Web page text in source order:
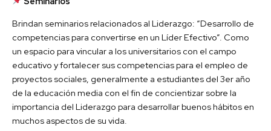
Brindan seminarios relacionados al Liderazgo: “Desarrollo de
competencias para convertirse en un Líder Efectivo”. Como
un espacio para vincular a los universitarios con el campo
educativo y fortalecer sus competencias para el empleo de
proyectos sociales, generalmente a estudiantes del 3er año
de la educación media con el fin de concientizar sobre la
importancia del Liderazgo para desarrollar buenos hábitos en
muchos aspectos de su vida.